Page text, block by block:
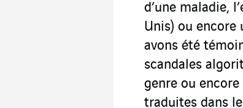
d’une maladie,
Unis) ou encore
avons été
scandales
genre ou encore
traduites dans